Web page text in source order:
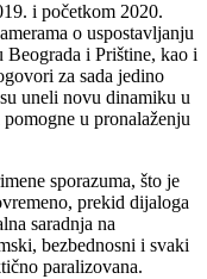
i početkom 2020.
o uspostavljanju
Beograda i Prištine, kao i
za sada jedino
uneli novu dinamiku u
u pronalaženju
sporazuma, što je
prekid dijaloga
saradnja na
bezbednosni i svaki
paralizovana.